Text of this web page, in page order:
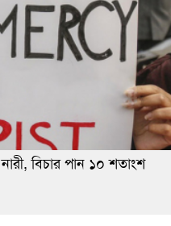
বিচার পান ১০ শতাংশ